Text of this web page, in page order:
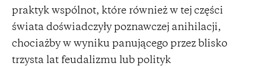
praktyk wspólnot, które również w tej części
świata doświadczyły poznawczej anihilacji,
chociażby w wyniku panującego przez blisko
trzysta lat feudalizmu lub polityk